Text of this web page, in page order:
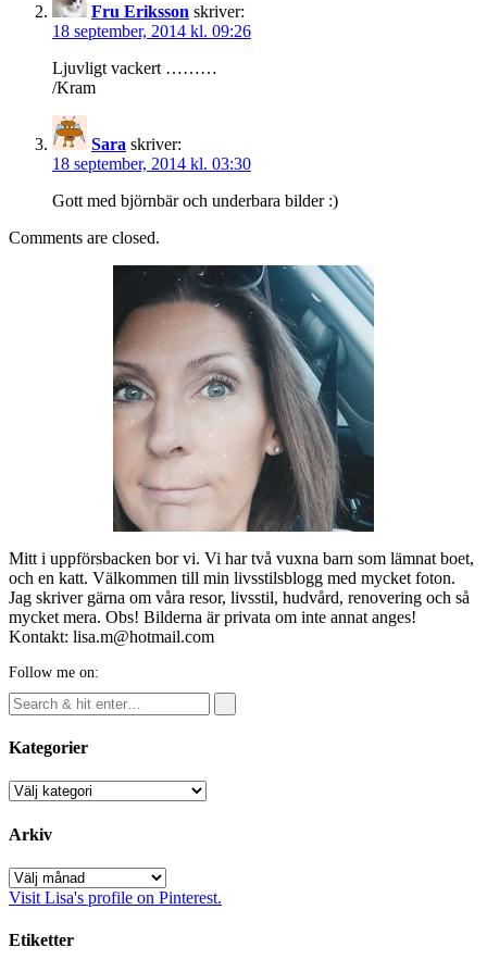
Fru Eriksson skriver:
18 september, 2014 kl. 09:26
Ljuvligt vackert ………
/Kram
Sara skriver:
18 september, 2014 kl. 03:30
Gott med björnbär och underbara bilder :)
Comments are closed.
Mitt i uppförsbacken bor vi. Vi har två vuxna barn som lämnat boet,
och en katt. Välkommen till min livsstilsblogg med mycket foton.
Jag skriver gärna om våra resor, livsstil, hudvård, renovering och så
mycket mera. Obs! Bilderna är privata om inte annat anges!
Kontakt: lisa.m@hotmail.com
Follow me on:
Kategorier
Kategorier
Arkiv
Arkiv
Visit Lisa's profile on Pinterest.
Etiketter